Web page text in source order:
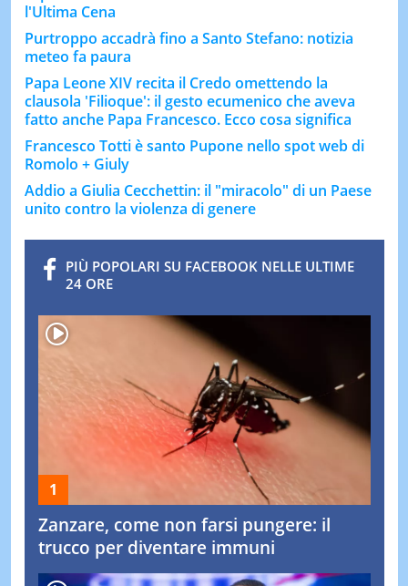
l'Ultima Cena
Purtroppo accadrà fino a Santo Stefano: notizia
meteo fa paura
Papa Leone XIV recita il Credo omettendo la
clausola 'Filioque': il gesto ecumenico che aveva
fatto anche Papa Francesco. Ecco cosa significa
Francesco Totti è santo Pupone nello spot web di
Romolo + Giuly
Addio a Giulia Cecchettin: il "miracolo" di un Paese
unito contro la violenza di genere
PIÙ POPOLARI SU FACEBOOK NELLE ULTIME
24 ORE
Zanzare, come non farsi pungere: il
trucco per diventare immuni